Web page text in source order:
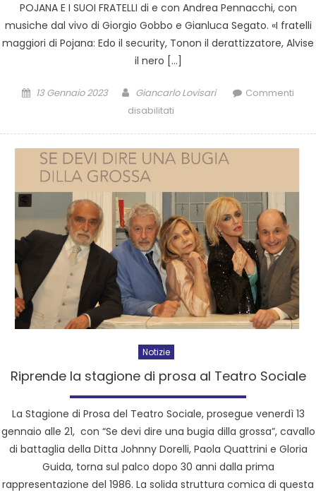
POJANA E I SUOI FRATELLI di e con Andrea Pennacchi, con
musiche dal vivo di Giorgio Gobbo e Gianluca Segato. «I fratelli
maggiori di Pojana: Edo il security, Tonon il derattizzatore, Alvise
il nero […]
13 Gennaio 2023 Giancarlo Lovisari
Commenti
disabilitati
Notizie
Riprende la stagione di prosa al Teatro Sociale
La Stagione di Prosa del Teatro Sociale, prosegue venerdì 13
gennaio alle 21, con “Se devi dire una bugia dilla grossa”, cavallo
di battaglia della Ditta Johnny Dorelli, Paola Quattrini e Gloria
Guida, torna sul palco dopo 30 anni dalla prima
rappresentazione del 1986. La solida struttura comica di questa